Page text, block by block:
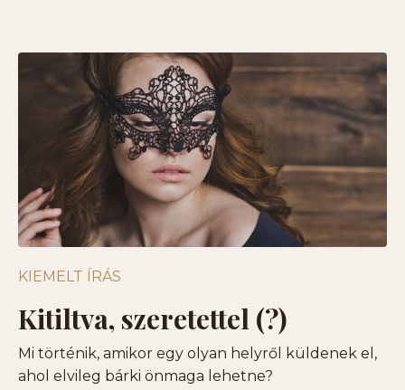
KIEMELT ÍRÁS
Kitiltva, szeretettel (?)
Mi történik, amikor egy olyan helyről küldenek el,
ahol elvileg bárki önmaga lehetne?